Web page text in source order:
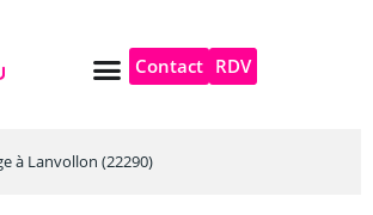
Contact RDV
à Lanvollon (22290)